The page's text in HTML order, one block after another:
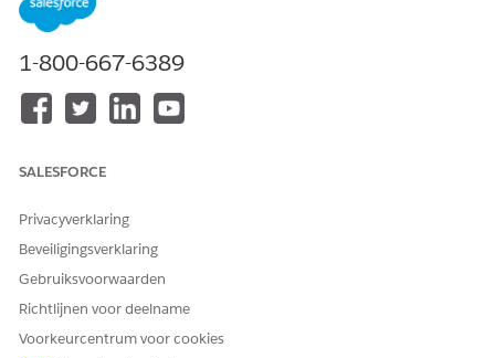
1-800-667-6389
SALESFORCE
Privacyverklaring
Beveiligingsverklaring
Gebruiksvoorwaarden
Richtlijnen voor deelname
Voorkeurcentrum voor cookies